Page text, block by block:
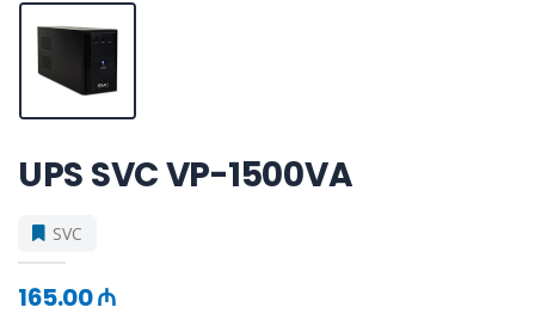
UPS SVC VP-1500VA
SVC
165.00 ₼